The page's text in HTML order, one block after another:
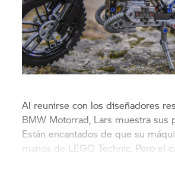
Al reunirse con los diseñadores
BMW Motorrad, Lars muestra sus
Están encantados de que su
manos de LEGO Technic. Pero el